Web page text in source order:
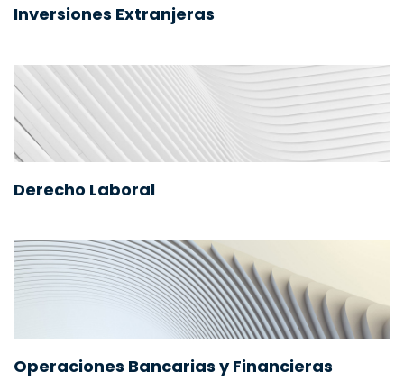
Inversiones Extranjeras
Derecho Laboral
Operaciones Bancarias y Financieras